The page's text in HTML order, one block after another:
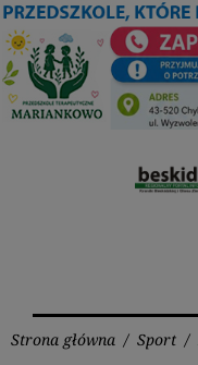
Przejdź
do
treści
Strona główna / Sport /